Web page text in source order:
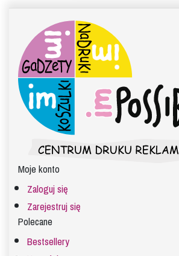
Moje konto
Zaloguj się
Zarejestruj się
Polecane
Bestsellery